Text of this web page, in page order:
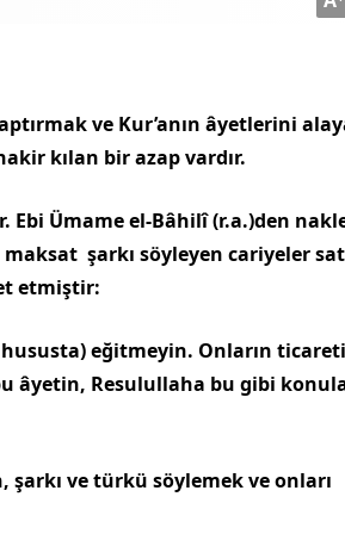
ve Kur’anın âyetlerini
kılan bir azap vardır.
Ümame el-Bâhilî (r.a.)den
şarkı söyleyen cariyeler
etmiştir:
hususta) eğitmeyin. Onların
âyetin, Resulullaha bu gibi
şarkı ve türkü söylemek ve onları